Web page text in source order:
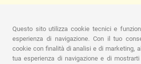
PRODOTTI
Passeggio
Seggiolini Auto A casa
Igiene
Mamma e bebè Abbigliamento
Questo sito utilizza cookie tecnici e
esperienza di navigazione. Con il tuo
cookie con finalità di analisi e di marketing,
tua esperienza di navigazione e di